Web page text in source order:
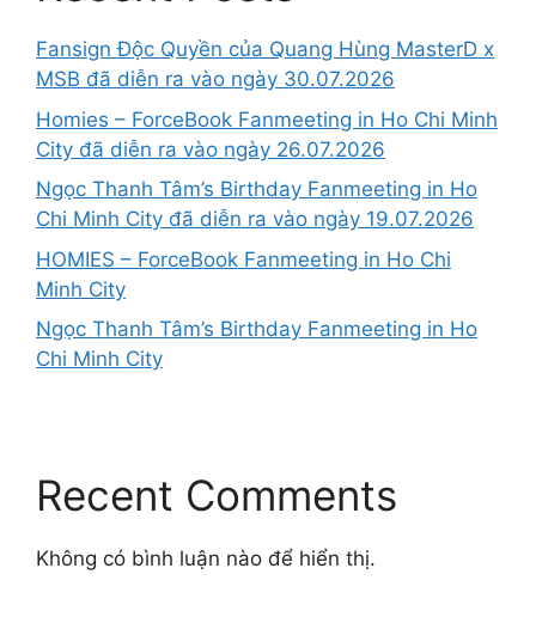
Fansign Độc Quyền của Quang Hùng MasterD x
MSB đã diễn ra vào ngày 30.07.2026
Homies – ForceBook Fanmeeting in Ho Chi Minh
City đã diễn ra vào ngày 26.07.2026
Ngọc Thanh Tâm’s Birthday Fanmeeting in Ho
Chi Minh City đã diễn ra vào ngày 19.07.2026
HOMIES – ForceBook Fanmeeting in Ho Chi
Minh City
Ngọc Thanh Tâm’s Birthday Fanmeeting in Ho
Chi Minh City
Recent Comments
Không có bình luận nào để hiển thị.